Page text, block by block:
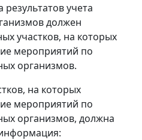
учета
должен
участков, на которых
мероприятий по
организмов.
на которых
мероприятий по
организмов, должна